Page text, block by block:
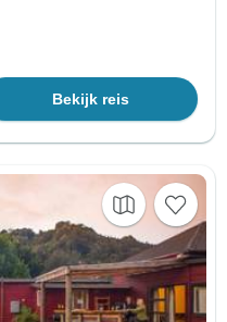
Bekijk reis